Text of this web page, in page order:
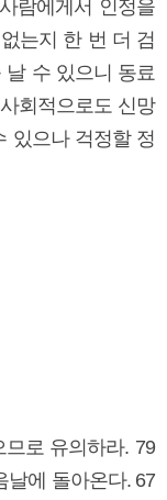
람에게서 인정을
는지 한 번 더 검
날 수 있으니 동료
회적으로도 신망
있으나 걱정할 정
로 유의하라. 79
날에 돌아온다. 67